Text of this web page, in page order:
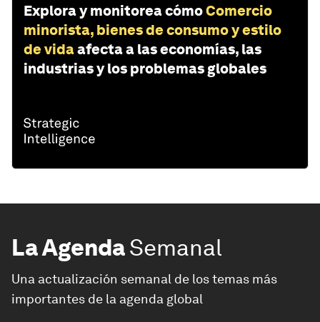
Explora y monitorea cómoComercio
minorista, bienes de consumo y estilo
de vidaafecta a las economías, las
industrias y los problemas globales
La AgendaSemanal
Una actualización semanal de los temas más
importantes de la agenda global